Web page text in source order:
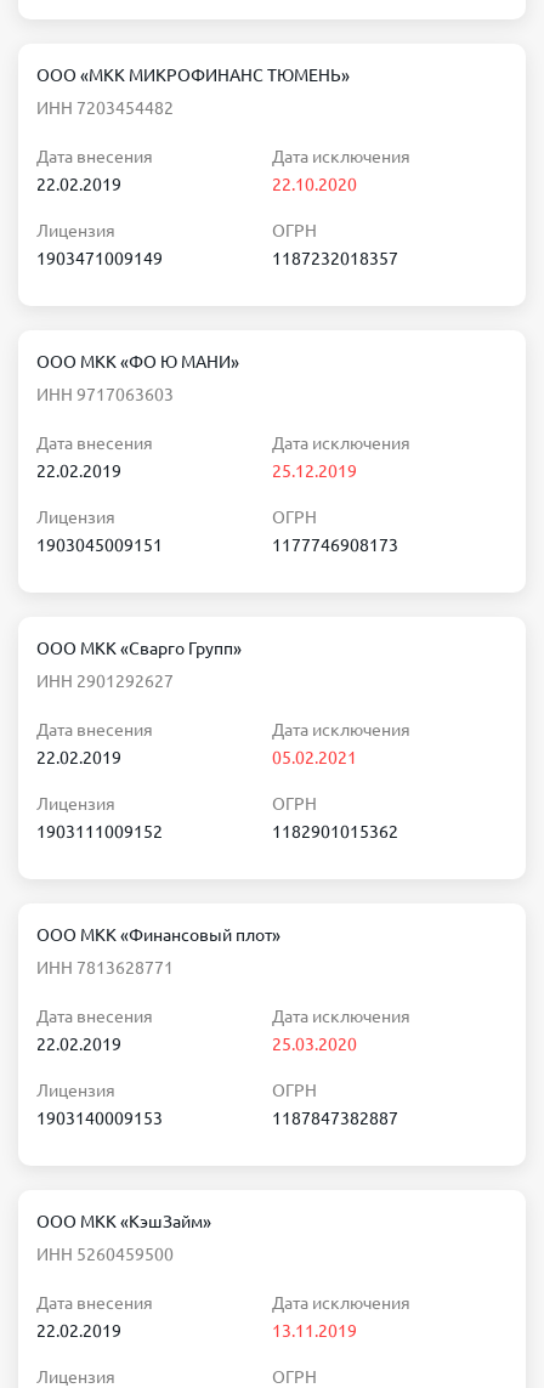
ООО «МКК МИКРОФИНАНС ТЮМЕНЬ»
ИНН 7203454482
Дата внесения
22.02.2019
Дата исключения
22.10.2020
Лицензия
1903471009149
ОГРН
1187232018357
ООО МКК «ФО Ю МАНИ»
ИНН 9717063603
Дата внесения
22.02.2019
Дата исключения
25.12.2019
Лицензия
1903045009151
ОГРН
1177746908173
ООО МКК «Сварго Групп»
ИНН 2901292627
Дата внесения
22.02.2019
Дата исключения
05.02.2021
Лицензия
1903111009152
ОГРН
1182901015362
ООО МКК «Финансовый плот»
ИНН 7813628771
Дата внесения
22.02.2019
Дата исключения
25.03.2020
Лицензия
1903140009153
ОГРН
1187847382887
ООО МКК «КэшЗайм»
ИНН 5260459500
Дата внесения
22.02.2019
Дата исключения
13.11.2019
Лицензия
ОГРН